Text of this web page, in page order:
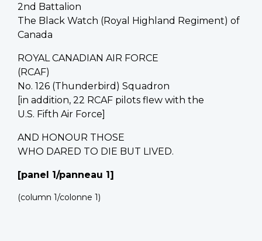
2nd Battalion
The Black Watch (Royal Highland Regiment) of
Canada
ROYAL CANADIAN AIR FORCE
(RCAF)
No. 126 (Thunderbird) Squadron
[in addition, 22 RCAF pilots flew with the
U.S. Fifth Air Force]
AND HONOUR THOSE
WHO DARED TO DIE BUT LIVED.
[panel 1/panneau 1]
(column 1/colonne 1)